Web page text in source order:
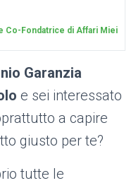
A
Co-Fondatrice di Affari Miei
Garanzia
e sei interessato
a capire
giusto per te?
tutte le